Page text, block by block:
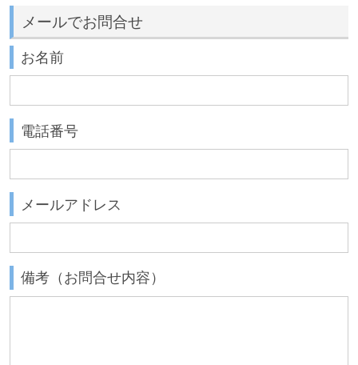
メールでお問合せ
お名前
電話番号
メールアドレス
備考（お問合せ内容）